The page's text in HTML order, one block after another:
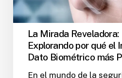
La Mirada Reveladora:
Explorando por qué el
Dato Biométrico más
En el mundo de la